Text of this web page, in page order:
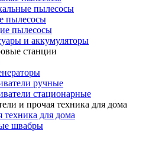
пылесосы
пылесосы
пылесосы
и аккумуляторы
станции
ручные
стационарные
и прочая техника для дома
техника для дома
швабры